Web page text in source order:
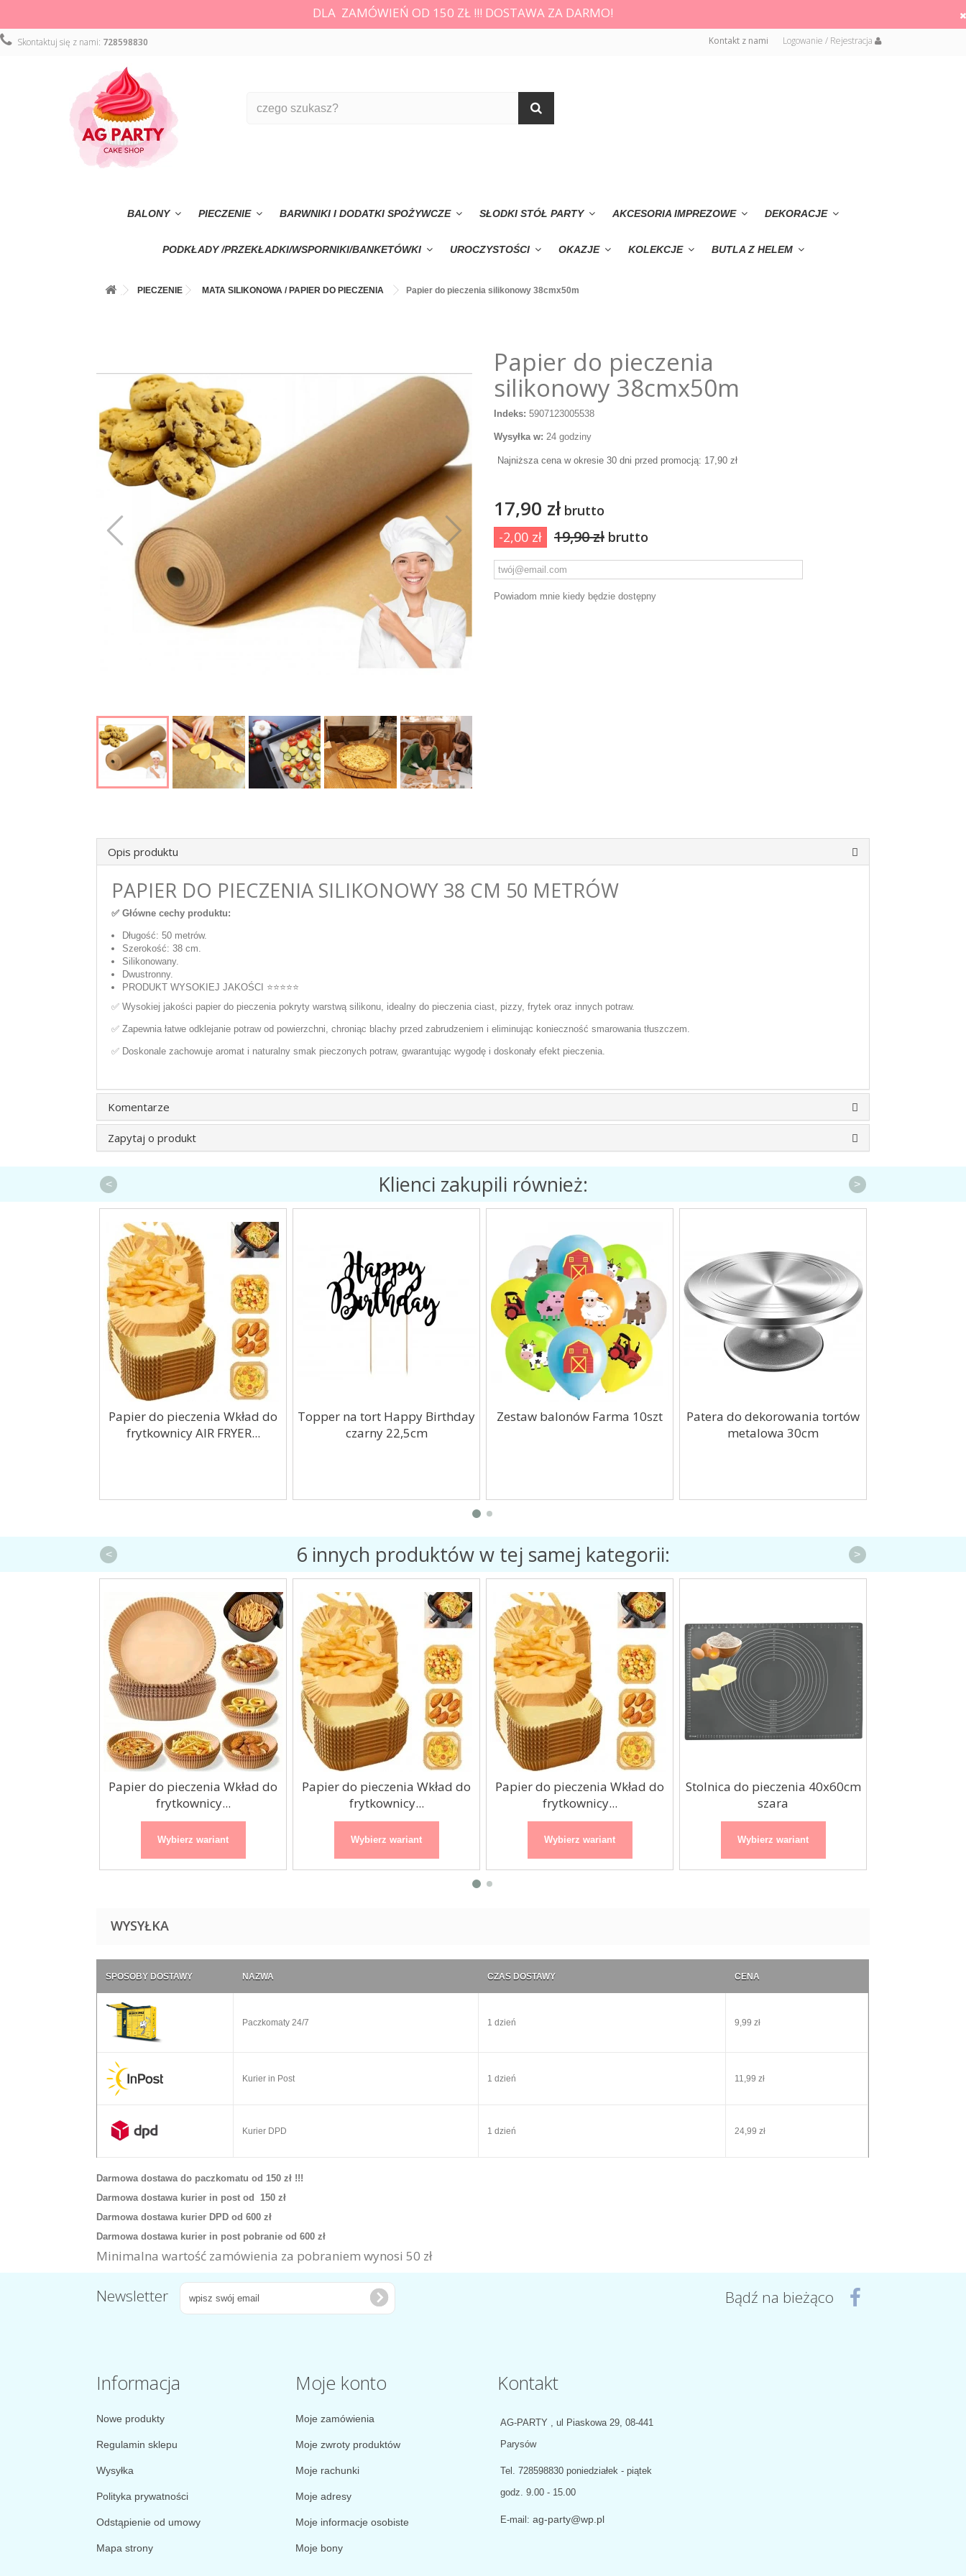
DLA ZAMÓWIEŃ OD 150 ZŁ !!! DOSTAWA ZA DARMO!
Logowanie / Rejestracja
Kontakt z nami
Skontaktuj się z nami: 728598830
BALONY PIECZENIE BARWNIKI I DODATKI SPOŻYWCZE SŁODKI STÓŁ PARTY AKCESORIA IMPREZOWE DEKORACJE
PODKŁADY /PRZEKŁADKI/WSPORNIKI/BANKETÓWKI UROCZYSTOŚCI OKAZJE KOLEKCJE BUTLA Z HELEM
PIECZENIE MATA SILIKONOWA / PAPIER DO PIECZENIA Papier do pieczenia silikonowy 38cmx50m
Papier do pieczenia
silikonowy 38cmx50m
Indeks: 5907123005538
Wysyłka w: 24 godziny
Najniższa cena w okresie 30 dni przed promocją: 17,90 zł
17,90 złbrutto
-2,00 zł
19,90 zł brutto
Powiadom mnie kiedy będzie dostępny
Opis produktu
PAPIER DO PIECZENIA SILIKONOWY 38 CM 50 METRÓW
✅ Główne cechy produktu:
Długość: 50 metrów.
Szerokość: 38 cm.
Silikonowany.
Dwustronny.
PRODUKT WYSOKIEJ JAKOŚCI ⭐⭐⭐⭐⭐
✅ Wysokiej jakości papier do pieczenia pokryty warstwą silikonu, idealny do pieczenia ciast, pizzy, frytek oraz innych potraw.
✅ Zapewnia łatwe odklejanie potraw od powierzchni, chroniąc blachy przed zabrudzeniem i eliminując konieczność smarowania tłuszczem.
✅ Doskonale zachowuje aromat i naturalny smak pieczonych potraw, gwarantując wygodę i doskonały efekt pieczenia.
Komentarze
Zapytaj o produkt
Klienci zakupili również:
Papier do pieczenia Wkład do
frytkownicy AIR FRYER...
Topper na tort Happy Birthday
czarny 22,5cm
Zestaw balonów Farma 10szt
Patera do dekorowania tortów
metalowa 30cm
< >
6 innych produktów w tej samej kategorii:
Papier do pieczenia Wkład do
frytkownicy...
Wybierz wariant
Papier do pieczenia Wkład do
frytkownicy...
Wybierz wariant
Papier do pieczenia Wkład do
frytkownicy...
Wybierz wariant
Stolnica do pieczenia 40x60cm
szara
Wybierz wariant
< >
WYSYŁKA
SPOSOBY DOSTAWY NAZWA CZAS DOSTAWY CENA
Paczkomaty 24/7 1 dzień 9,99 zł
Kurier in Post 1 dzień 11,99 zł
Kurier DPD 1 dzień 24,99 zł
Darmowa dostawa do paczkomatu od 150 zł !!!
Darmowa dostawa kurier in post od 150 zł
Darmowa dostawa kurier DPD od 600 zł
Darmowa dostawa kurier in post pobranie od 600 zł
Minimalna wartość zamówienia za pobraniem wynosi 50 zł
Newsletter Bądź na bieżąco
Informacja
Nowe produkty
Regulamin sklepu
Wysyłka
Polityka prywatności
Odstąpienie od umowy
Mapa strony
Moje konto
Moje zamówienia
Moje zwroty produktów
Moje rachunki
Moje adresy
Moje informacje osobiste
Moje bony
Kontakt
AG-PARTY , ul Piaskowa 29, 08-441
Parysów
Tel. 728598830 poniedziałek - piątek
godz. 9.00 - 15.00
E-mail: ag-party@wp.pl